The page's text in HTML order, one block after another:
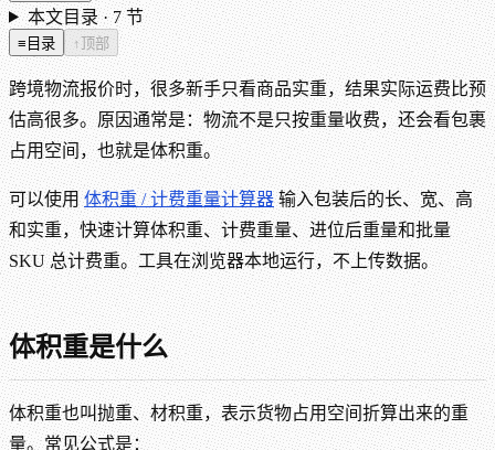
本文目录 ·7节
≡ 目录 ↑顶部
跨境物流报价时，很多新手只看商品实重，结果实际运费比预
估高很多。原因通常是：物流不是只按重量收费，还会看包裹
占用空间，也就是体积重。
可以使用体积重 / 计费重量计算器输入包装后的长、宽、高
和实重，快速计算体积重、计费重量、进位后重量和批量
SKU 总计费重。工具在浏览器本地运行，不上传数据。
体积重是什么
体积重也叫抛重、材积重，表示货物占用空间折算出来的重
量。常见公式是：